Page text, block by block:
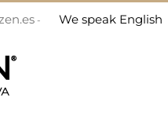
- We speak English